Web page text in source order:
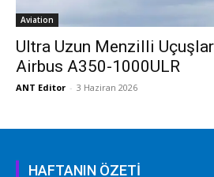
Aviation
Ultra Uzun Menzilli
Airbus A350-1000ULR
ANT Editor - 3 Haziran 2026
HAFTANIN ÖZETİ